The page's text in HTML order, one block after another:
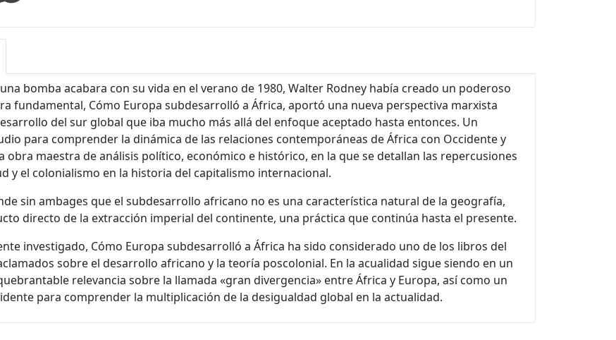
bomba acabara con su vida en el verano de 1980, Walter Rodney había creado un poderoso
fundamental, Cómo Europa subdesarrolló a África, aportó una nueva perspectiva marxista
del sur global que iba mucho más allá del enfoque aceptado hasta entonces. Un
para comprender la dinámica de las relaciones contemporáneas de África con Occidente y
obra maestra de análisis político, económico e histórico, en la que se detallan las repercusiones
y el colonialismo en la historia del capitalismo internacional.
sin ambages que el subdesarrollo africano no es una característica natural de la geografía,
directo de la extracción imperial del continente, una práctica que continúa hasta el presente.
investigado, Cómo Europa subdesarrolló a África ha sido considerado uno de los libros del
sobre el desarrollo africano y la teoría poscolonial. En la acualidad sigue siendo en un
relevancia sobre la llamada «gran divergencia» entre África y Europa, así como un
para comprender la multiplicación de la desigualdad global en la actualidad.